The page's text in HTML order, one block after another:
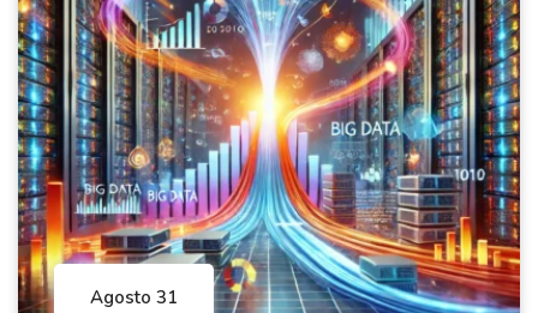
Agosto 31